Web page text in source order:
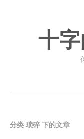
十
分类 琐碎 下的文章